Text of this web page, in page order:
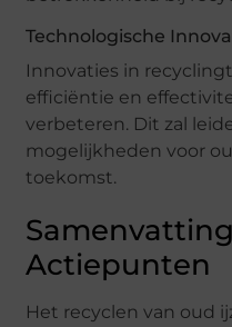
Technologische
Innovaties in
efficiëntie en
verbeteren. Dit zal
mogelijkheden voor
toekomst.
Actiepunten
Het recyclen van oud